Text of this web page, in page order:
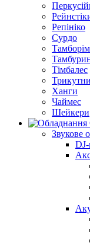
Репініко
Сурдо
Тімбалес
Ханги
Чаймес
Шейкери
Звукове